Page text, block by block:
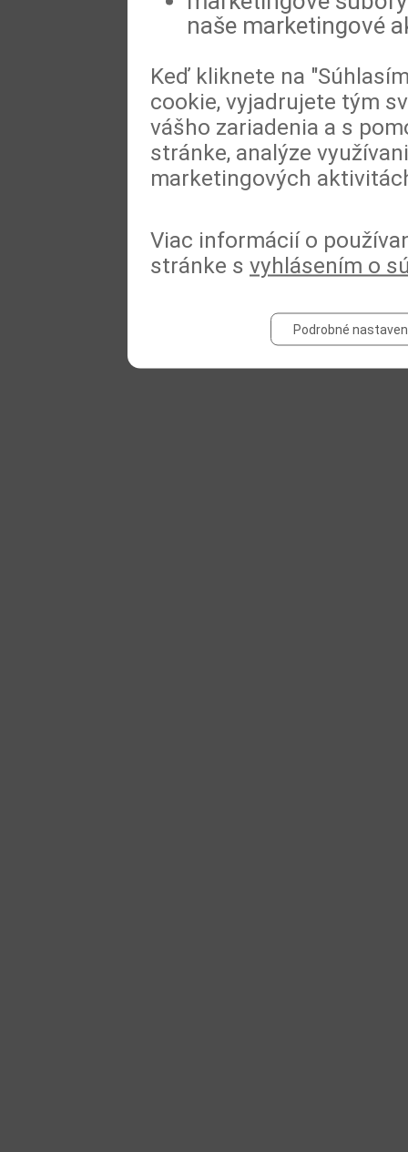
naše marketingové
Keď kliknete na
cookie, vyjadrujete tým
vášho zariadenia a s
stránke, analýze
marketingových
Viac informácií o
stránke s vyhlásením o
Podrobné